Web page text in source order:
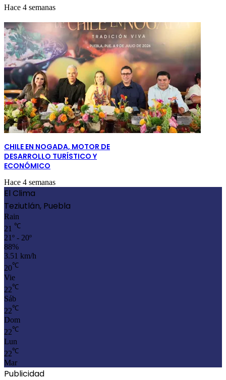
Hace 4 semanas
CHILE EN NOGADA, MOTOR DE
DESARROLLO TURÍSTICO Y
ECONÓMICO
Hace 4 semanas
El Clima
Teziutlán, Puebla
Rain
21 ℃
21º - 20º
88%
3.51 km/h
20℃
Vie
22℃
Sáb
22℃
Dom
22℃
Lun
22℃
Mar
Publicidad